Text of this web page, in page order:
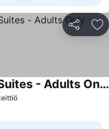
Jaa
Katso hinnat
Boutique Hotel H10 White Suites - Adults Only